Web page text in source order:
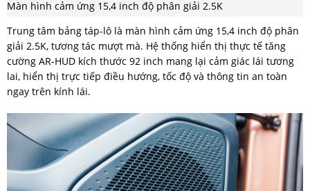
Màn hình cảm ứng 15,4 inch độ phân giải 2.5K
Trung tâm bảng táp-lô là màn hình cảm ứng 15,4 inch độ phân
giải 2.5K, tương tác mượt mà. Hệ thống hiển thị thực tế tăng
cường AR-HUD kích thước 92 inch mang lại cảm giác lái tương
lai, hiển thị trực tiếp điều hướng, tốc độ và thông tin an toàn
ngay trên kính lái.